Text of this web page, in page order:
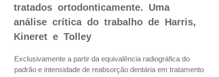
tratados ortodonticamente. Uma
análise crítica do trabalho de Harris,
Kineret e Tolley
Exclusivamente a partir da equivalência radiográfica do
padrão e intensidade de reabsorção dentária em tratamento